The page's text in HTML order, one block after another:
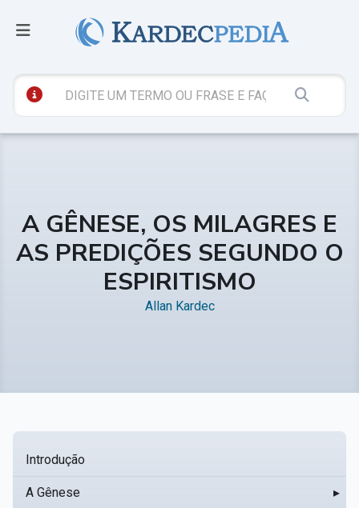
A GÊNESE, OS MILAGRES E
AS PREDIÇÕES SEGUNDO O
ESPIRITISMO
Allan Kardec
Introdução
A Gênese ▸